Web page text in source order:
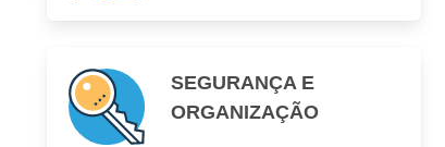
SEGURANÇA E
ORGANIZAÇÃO